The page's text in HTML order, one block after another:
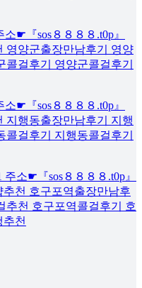
☛『sos８８８８.t0p』
영양군출장만남후기 영양
걸후기 영양군콜걸후기
☛『sos８８８８.t0p』
지행동출장만남후기 지행
걸후기 지행동콜걸후기
소☛『sos８８８８.t0p』
천 호구포역출장만남후
추천 호구포역콜걸후기 호
천